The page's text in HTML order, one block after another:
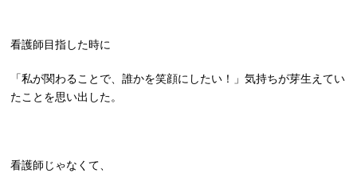
看護師目指した時に
「私が関わることで、誰かを笑顔にしたい！」気持ちが芽生えてい
たことを思い出した。
看護師じゃなくて、